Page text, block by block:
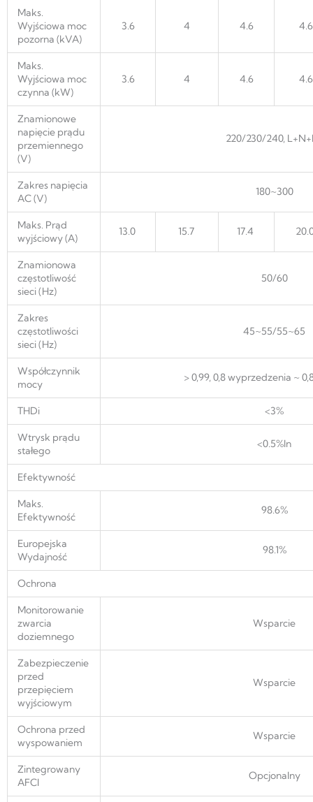
Maks.
Wyjściowa moc
pozorna (kVA)
3.6 4 4.6 4.6
Maks.
Wyjściowa moc
czynna (kW)
3.6 4 4.6 4.6
Znamionowe
napięcie prądu
przemiennego
(V)
220/230/240,
Zakres napięcia
AC (V)
180~300
Maks. Prąd
wyjściowy (A)
13.0 15.7 17.4
Znamionowa
częstotliwość
sieci (Hz)
50/60
Zakres
częstotliwości
sieci (Hz)
45~55/55~65
Współczynnik
mocy
> 0,99, 0,8 wyprzedzenia ~
THDi <3%
Wtrysk prądu
stałego
<0.5%ln
Efektywność
Maks.
Efektywność
98.6%
Europejska
Wydajność
98.1%
Ochrona
Monitorowanie
zwarcia
doziemnego
Wsparcie
Zabezpieczenie
przed
przepięciem
wyjściowym
Wsparcie
Ochrona przed
wyspowaniem
Wsparcie
Zintegrowany
AFCI
Opcjonalny